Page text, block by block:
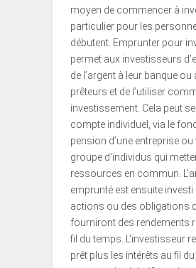
moyen de commencer à
particulier pour les
débutent. Emprunter pour
permet aux investisseurs
de l’argent à leur banque ou
prêteurs et de l’utiliser
investissement. Cela peut
compte individuel, via le
pension d’une entreprise ou
groupe d’individus qui
ressources en commun.
emprunté est ensuite investi
actions ou des obligations
fourniront des rendements
fil du temps. L’investisseur
prêt plus les intérêts au fil